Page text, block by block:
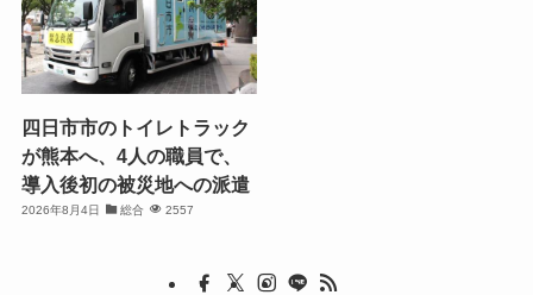
四日市市のトイレトラック
が熊本へ、4人の職員で、
導入後初の被災地への派遣
2026年8月4日 総合 2557